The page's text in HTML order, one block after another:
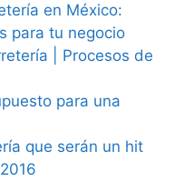
en México:
para tu negocio
| Procesos de
para una
que serán un hit